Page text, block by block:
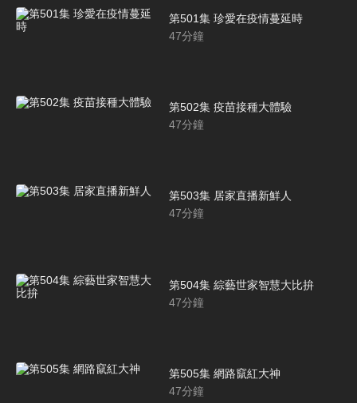
第501集 珍愛在疫情蔓延時
47分鐘
第502集 疫苗接種大體驗
47分鐘
第503集 居家直播新鮮人
47分鐘
第504集 綜藝世家智慧大比拚
47分鐘
第505集 網路竄紅大神
47分鐘